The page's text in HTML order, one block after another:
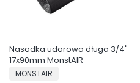
Nasadka udarowa długa 3/4"
17x90mm MonstAIR
PRODUCENT
MONSTAIR